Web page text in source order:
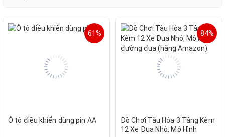
61%
Ô tô điều khiển dùng pin AA
84%
Đồ Chơi Tàu Hỏa 3 Tầng Kèm
12 Xe Đua Nhỏ, Mô Hình